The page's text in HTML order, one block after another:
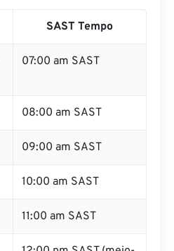
SAST Tempo
07:00 am SAST
08:00 am SAST
09:00 am SAST
10:00 am SAST
11:00 am SAST